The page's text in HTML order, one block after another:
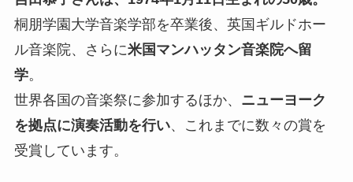
桐朋学園大学音楽学部を卒業後、英国ギルドホー
ル音楽院、さらに米国マンハッタン音楽院へ留
学。
世界各国の音楽祭に参加するほか、 ニューヨーク
を拠点に演奏活動を行い、これまでに数々の賞を
受賞しています。